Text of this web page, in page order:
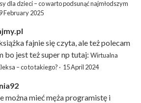
dla dzieci – co warto podsunąć najmłodszym
February 2025
fajnie się czyta, ale też polecam
bo jest też super np tutaj: Wirtualna
– co to takiego? · 15 April 2024
można mieć męża programistę i